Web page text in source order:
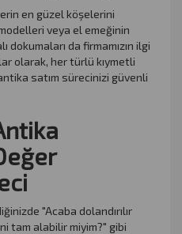
en güzel köşelerini
veya el emeğinin
dokumaları da firmamızın ilgi
olarak, her türlü kıymetli
satım sürecinizi güvenli
"Acaba dolandırılır
tam alabilir miyim?" gibi